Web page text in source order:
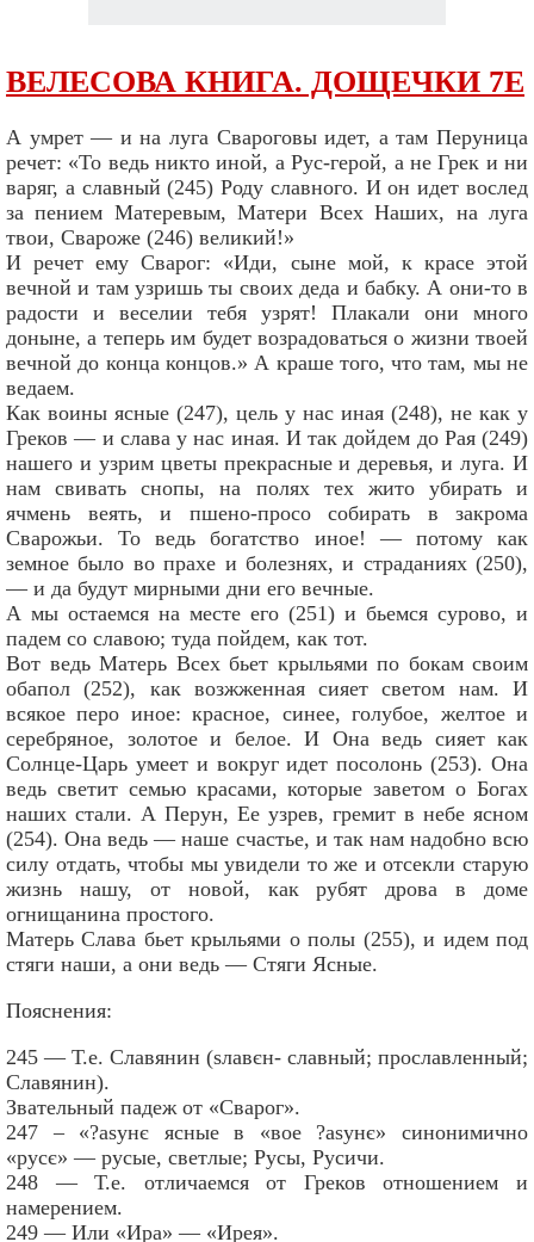
ВЕЛЕСОВА КНИГА. ДОЩЕЧКИ 7Е
А умрет — и на луга Свароговы идет, а там Перуница
речет: «То ведь никто иной, а Рус-герой, а не Грек и ни
варяг, а славный (245) Роду славного. И он идет вослед
за пением Матеревым, Матери Всех Наших, на луга
твои, Свароже (246) великий!»
И речет ему Сварог: «Иди, сыне мой, к красе этой
вечной и там узришь ты своих деда и бабку. А они-то в
радости и веселии тебя узрят! Плакали они много
доныне, а теперь им будет возрадоваться о жизни твоей
вечной до конца концов.» А краше того, что там, мы не
ведаем.
Как воины ясные (247), цель у нас иная (248), не как у
Греков — и слава у нас иная. И так дойдем до Рая (249)
нашего и узрим цветы прекрасные и деревья, и луга. И
нам свивать снопы, на полях тех жито убирать и
ячмень веять, и пшено-просо собирать в закрома
Сварожьи. То ведь богатство иное! — потому как
земное было во прахе и болезнях, и страданиях (250),
— и да будут мирными дни его вечные.
А мы остаемся на месте его (251) и бьемся сурово, и
падем со славою; туда пойдем, как тот.
Вот ведь Матерь Всех бьет крыльями по бокам своим
обапол (252), как возжженная сияет светом нам. И
всякое перо иное: красное, синее, голубое, желтое и
серебряное, золотое и белое. И Она ведь сияет как
Солнце-Царь умеет и вокруг идет посолонь (253). Она
ведь светит семью красами, которые заветом о Богах
наших стали. А Перун, Ее узрев, гремит в небе ясном
(254). Она ведь — наше счастье, и так нам надобно всю
силу отдать, чтобы мы увидели то же и отсекли старую
жизнь нашу, от новой, как рубят дрова в доме
огнищанина простого.
Матерь Слава бьет крыльями о полы (255), и идем под
стяги наши, а они ведь — Стяги Ясные.
Пояснения:
245 — Т.е. Славянин (sлавєн- славный; прославленный;
Славянин).
Звательный падеж от «Сварог».
247 – «?аsунє ясные в «вое ?аsунє» синонимично
«русє» — русые, светлые; Русы, Русичи.
248 — Т.е. отличаемся от Греков отношением и
намерением.
249 — Или «Ира» — «Ирея».